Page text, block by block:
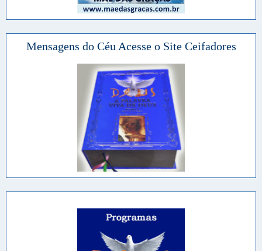
Mensagens do Céu Acesse o Site Ceifadores